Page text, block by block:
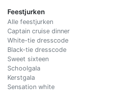
Feestjurken
Alle feestjurken
Captain cruise dinner
White-tie dresscode
Black-tie dresscode
Sweet sixteen
Schoolgala
Kerstgala
Sensation white